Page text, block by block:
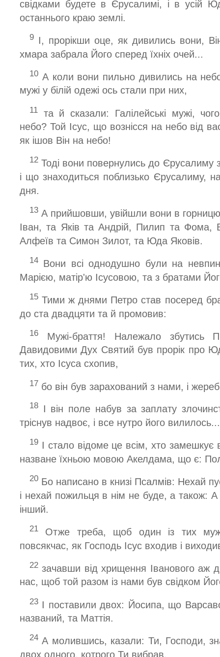
свідками будете в Єрусалимі, і в усій
останнього краю землі.
9 І, прорікши оце, як дивились вони,
хмара забрала Його сперед їхніх очей...
10 А коли вони пильно дивились на
мужі у білій одежі ось стали при них,
11 та й сказали: Галілейські мужі,
небо? Той Ісус, що вознісся на небо від
як ішов Він на небо!
12 Тоді вони повернулись до
і що знаходиться поблизько Єрусалиму,
дня.
13 А прийшовши, увійшли вони в
Іван, та Яків та Андрій, Пилип та Фома,
Алфеїв та Симон Зилот, та Юда Яковів.
14 Вони всі однодушно були на
Марією, матір'ю Ісусовою, та з братами
15 Тими ж днями Петро став посеред
до ста двадцяти та й промовив:
16 Мужі-браття! Належало збутись
Давидовими Дух Святий був прорік про
тих, хто Ісуса схопив,
17 бо він був зарахований з нами, і
18 І він поле набув за заплату
тріснув надвоє, і все нутро його вилилось...
19 І стало відоме це всім, хто
назване їхньою мовою Акелдама, що є:
20 Бо написано в книзі Псалмів: Нехай
і нехай пожильця в нім не буде, а також:
інший.
21 Отже треба, щоб один із тих
повсякчас, як Господь Ісус входив і
22 зачавши від хрищення Іванового аж
нас, щоб той разом із нами був свідком
23 І поставили двох: Йосипа, що
названий, та Маттія.
24 А молившись, казали: Ти, Господи,
двох одного, котрого Ти вибрав,